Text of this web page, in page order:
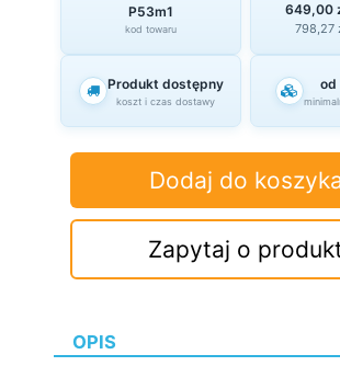
P53m1
kod towaru
649,00
798,27
Produkt dostępny
koszt i czas dostawy
od
Zapytaj o
Dodaj do
OPIS